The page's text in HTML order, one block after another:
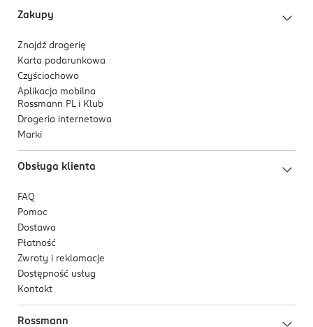
Zakupy
Znajdź drogerię
Karta podarunkowa
Czyściochowo
Aplikacja mobilna
Rossmann PL i Klub
Drogeria internetowa
Marki
Obsługa klienta
FAQ
Pomoc
Dostawa
Płatność
Zwroty i reklamacje
Dostępność usług
Kontakt
Rossmann